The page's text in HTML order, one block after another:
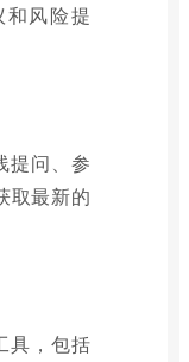
风险提
提问、参
取最新的
具，包括